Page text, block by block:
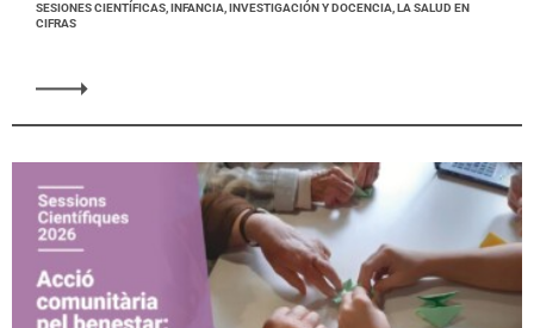
SESIONES CIENTÍFICAS, INFANCIA, INVESTIGACIÓN Y DOCENCIA, LA SALUD EN
CIFRAS